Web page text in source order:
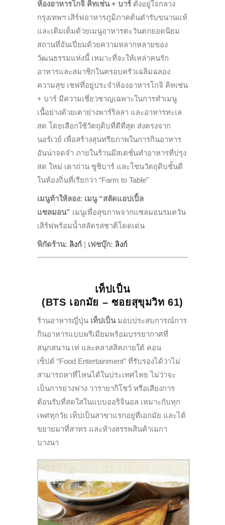
ห้องอาหารโกจิ คิทเช่น + บาร์ตั้งอยู่ใจกลาง
กรุงเทพฯ เสิร์ฟอาหารภูมิภาคต้นตำรับขนานแท้
และเติมเต็มด้วยเมนูอาหารตะวันตกยอดนิยม
สถานที่อันเปี่ยมด้วยความหลากหลายของ
วัฒนธรรมแห่งนี้ เหมาะที่จะให้เหล่าคนรัก
อาหารและสมาชิกในครอบครัวเฉลิมฉลอง
ความสุข เชฟที่อยู่ประจำห้องอาหารโกจิ คิทเช่น
+ บาร์ มีความเชี่ยวชาญเฉพาะในการทำเมนู
เนื้อย่างด้วยเตาย่างพาร์ริลลา และอาหารทะเล
สด โดยเลือกใช้วัตถุดิบที่ดีที่สุด ส่งตรงจาก
นอร์เวย์ เพื่อสร้างสุนทรียภาพในการกินอาหาร
อันน่าจดจำ ภายในร้านมีสเตชั่นทำอาหารที่ปรุง
สด ใหม่ เตาถ่าน ซูชิบาร์ และโซนวัตถุดิบชั้นดี
ในท้องถิ่นที่เรียกว่า “Farm to Table”
เมนูท้าให้ลอง: เมนู “สลัดแอปเปิ้ล
แซลมอน” เมนูเพื่อสุขภาพจากแซลมอนรมควัน
เสิร์ฟพร้อมน้ำสลัดรสชาติโดดเด่น
พิกัดร้าน: ลิงก์ | เฟซบุ๊ก: ลิงก์
เท็ปเป็น
(BTS เอกมัย – ซอยสุขุมวิท 61)
ร้านอาหารญี่ปุ่น เท็ปเป็นมอบประสบการณ์การ
กินอาหารแบบพรีเมียมพร้อมบรรยากาศที่
สนุกสนาน เท่ และคลาสสิคภายใต้ คอน
เซ็ปต์ “Food Entertainment” ที่รับรองได้ว่าไม่
สามารถหาที่ไหนได้ในประเทศไทย ไม่ว่าจะ
เป็นการย่างฟาง วารายากิโชว์ หรือเสียงการ
ต้อนรับที่สดใสในแบบออริจินอล เหมาะกับทุก
เพศทุกวัย เท็ปเป็นสาขาแรกอยู่ที่เอกมัย และได้
ขยายมาที่สาทร และห้างสรรพสินค้าเมกา
บางนา